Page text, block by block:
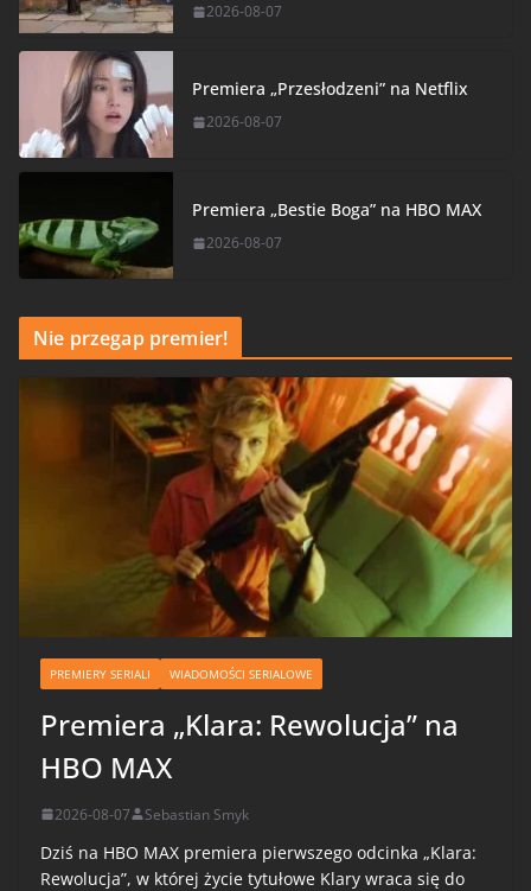
2026-08-07
Premiera „Przesłodzeni” na Netflix
2026-08-07
Premiera „Bestie Boga” na HBO MAX
2026-08-07
Nie przegap premier!
PREMIERY SERIALI WIADOMOŚCI SERIALOWE
Premiera „Klara: Rewolucja” na
HBO MAX
2026-08-07 Sebastian Smyk
Dziś na HBO MAX premiera pierwszego odcinka „Klara:
Rewolucja”, w której życie tytułowe Klary wraca się do